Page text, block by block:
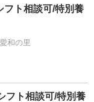
フト相談可/特別養
和の里
フト相談可/特別養